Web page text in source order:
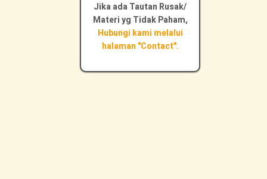
Jika ada Tautan Rusak/
Materi yg Tidak Paham,
Hubungi kami melalui
halaman "Contact".